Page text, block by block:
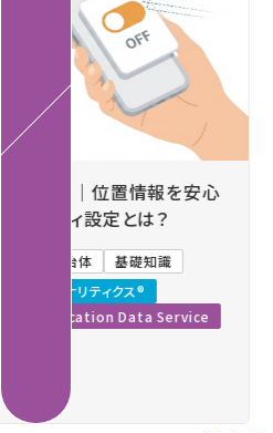
OMO戦略の鍵は「人流デー
とデータでつながる次世
小売・卸売 飲食・外食
店舗マーケティング
ジオターゲティング広告